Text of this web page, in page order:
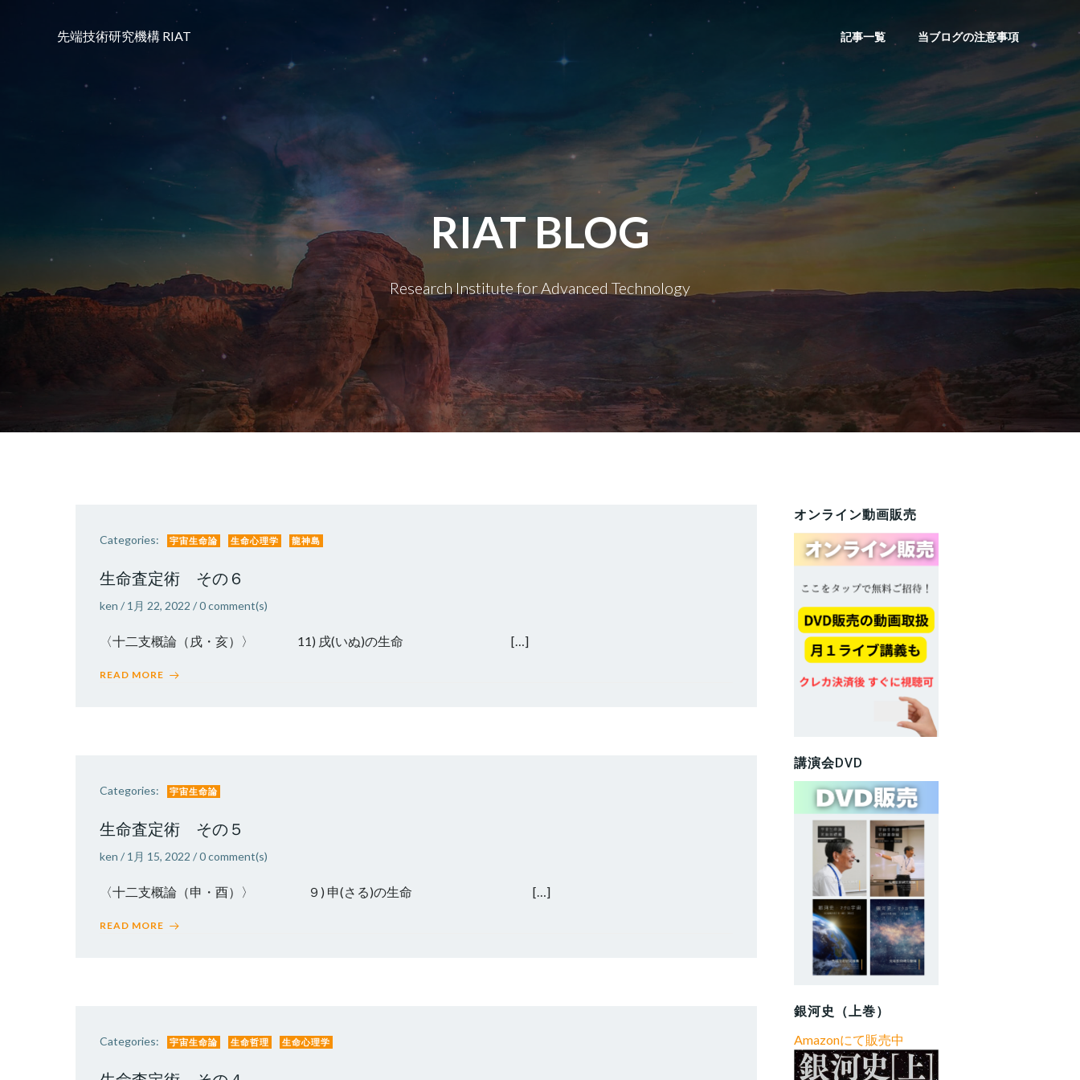
先端技術研究機構 RIAT 記事一覧 当ブログの注意事項
RIAT BLOG
Research Institute for Advanced Technology
Categories: 宇宙生命論 生命心理学 龍神島
生命査定術 その６
ken / 1月 22, 2022 /0comment(s)
〈十二支概論（戌・亥）〉 11) 戌(いぬ)の生命 […]
READ MORE
Categories: 宇宙生命論
生命査定術 その５
ken / 1月 15, 2022 /0comment(s)
〈十二支概論（申・酉）〉 ９) 申(さる)の生命 […]
READ MORE
Categories: 宇宙生命論 生命哲理 生命心理学
オンライン動画販売
講演会DVD
銀河史（上巻）
Amazonにて販売中